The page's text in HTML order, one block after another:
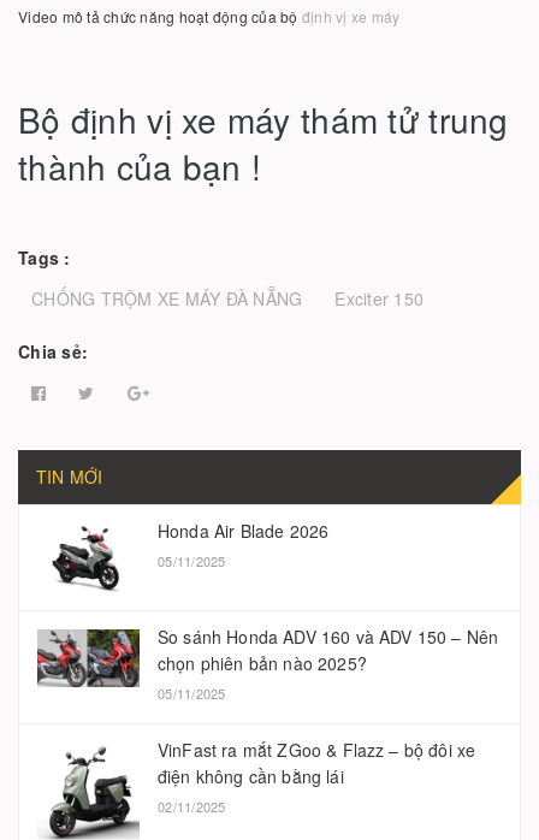
Video mô tả chức năng hoạt động của bộ định vị xe máy
Bộ định vị xe máy thám tử trung
thành của bạn !
Tags :
CHỐNG TRỘM XE MÁY ĐÀ NẴNG
Exciter 150
Chia sẻ:
TIN MỚI
Honda Air Blade 2026
05/11/2025
So sánh Honda ADV 160 và ADV 150 – Nên
chọn phiên bản nào 2025?
05/11/2025
VinFast ra mắt ZGoo & Flazz – bộ đôi xe
điện không cần bằng lái
02/11/2025